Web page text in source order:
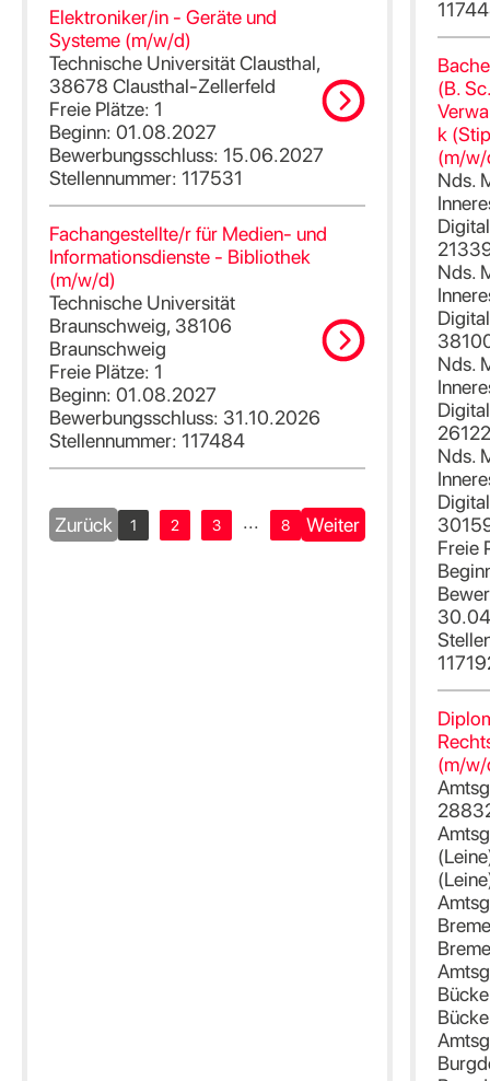
Elektroniker/in - Geräte und
Systeme (m/w/d)
Technische Universität Clausthal,
38678 Clausthal-Zellerfeld
Freie Plätze: 1
Beginn: 01.08.2027
Bewerbungsschluss: 15.06.2027
Stellennummer: 117531
Fachangestellte/r für Medien- und
Informationsdienste - Bibliothek
(m/w/d)
Technische Universität
Braunschweig, 38106
Braunschweig
Freie Plätze: 1
Beginn: 01.08.2027
Bewerbungsschluss: 31.10.2026
Stellennummer: 117484
Zurück 1 2 3 ... 8 Weiter
(B.
k
(m/
Nds.
Nds.
Nds.
Nds.
Freie
(m/